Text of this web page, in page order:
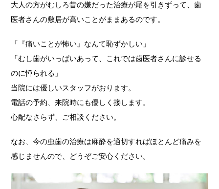
大人の方がむしろ昔の嫌だった治療が尾を引きずって、歯
医者さんの敷居が高いことがままあるのです。
「『痛いことが怖い』なんて恥ずかしい」
「むし歯がいっぱいあって、これでは歯医者さんに診せる
のに憚られる」
当院には優しいスタッフがおります。
電話の予約、来院時にも優しく接します。
心配なさらず、ご相談ください。
なお、今の虫歯の治療は麻酔を適切すればほとんど痛みを
感じませんので、どうぞご安心ください。